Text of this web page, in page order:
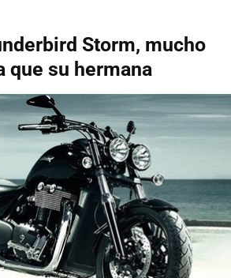
Storm, mucho
que su hermana